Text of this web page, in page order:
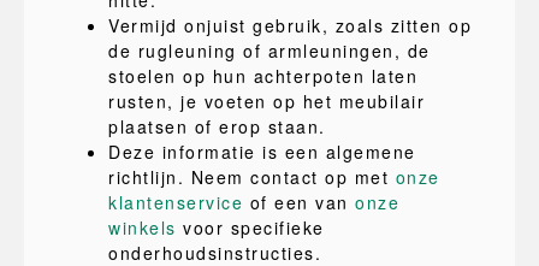
Vermijd onjuist gebruik, zoals zitten op
de rugleuning of armleuningen, de
stoelen op hun achterpoten laten
rusten, je voeten op het meubilair
plaatsen of erop staan.
Deze informatie is een algemene
richtlijn. Neem contact op met onze
klantenservice of een van onze
winkels voor specifieke
onderhoudsinstructies.